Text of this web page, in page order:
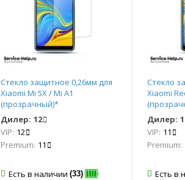
Стекло защитное 0,26мм для
Xiaomi Mi 5X / Mi A1
(прозрачный)*
Дилер: 12
VIP: 12
Premium: 11
Есть в наличии (33)
Стекло
Xiaomi
Дилер:
VIP: 11
Premium:
Есть в